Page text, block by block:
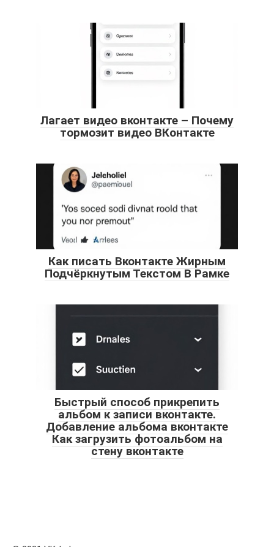
Лагает видео вконтакте – Почему
тормозит видео ВКонтакте
Как писать Вконтакте Жирным
Подчёркнутым Текстом В Рамке
Быстрый способ прикрепить
альбом к записи вконтакте.
Добавление альбома вконтакте
Как загрузить фотоальбом на
стену вконтакте